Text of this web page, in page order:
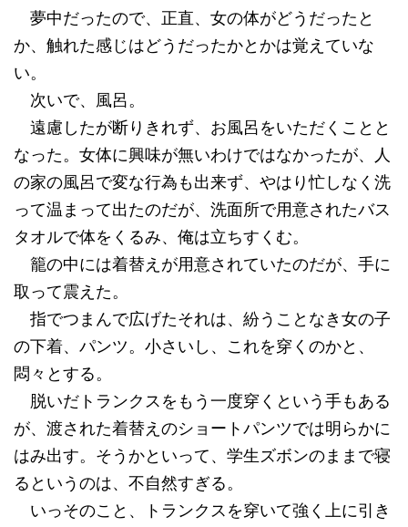
夢中だったので、正直、女の体がどうだったと
か、触れた感じはどうだったかとかは覚えていな
い。
次いで、風呂。
遠慮したが断りきれず、お風呂をいただくことと
なった。女体に興味が無いわけではなかったが、人
の家の風呂で変な行為も出来ず、やはり忙しなく洗
って温まって出たのだが、洗面所で用意されたバス
タオルで体をくるみ、俺は立ちすくむ。
籠の中には着替えが用意されていたのだが、手に
取って震えた。
指でつまんで広げたそれは、紛うことなき女の子
の下着、パンツ。小さいし、これを穿くのかと、
悶々とする。
脱いだトランクスをもう一度穿くという手もある
が、渡された着替えのショートパンツでは明らかに
はみ出す。そうかといって、学生ズボンのままで寝
るというのは、不自然すぎる。
いっそのこと、トランクスを穿いて強く上に引き